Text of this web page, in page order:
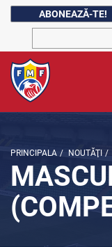
ABONEAZĂ-TE!
PRINCIPALA / NOUTĂŢI /